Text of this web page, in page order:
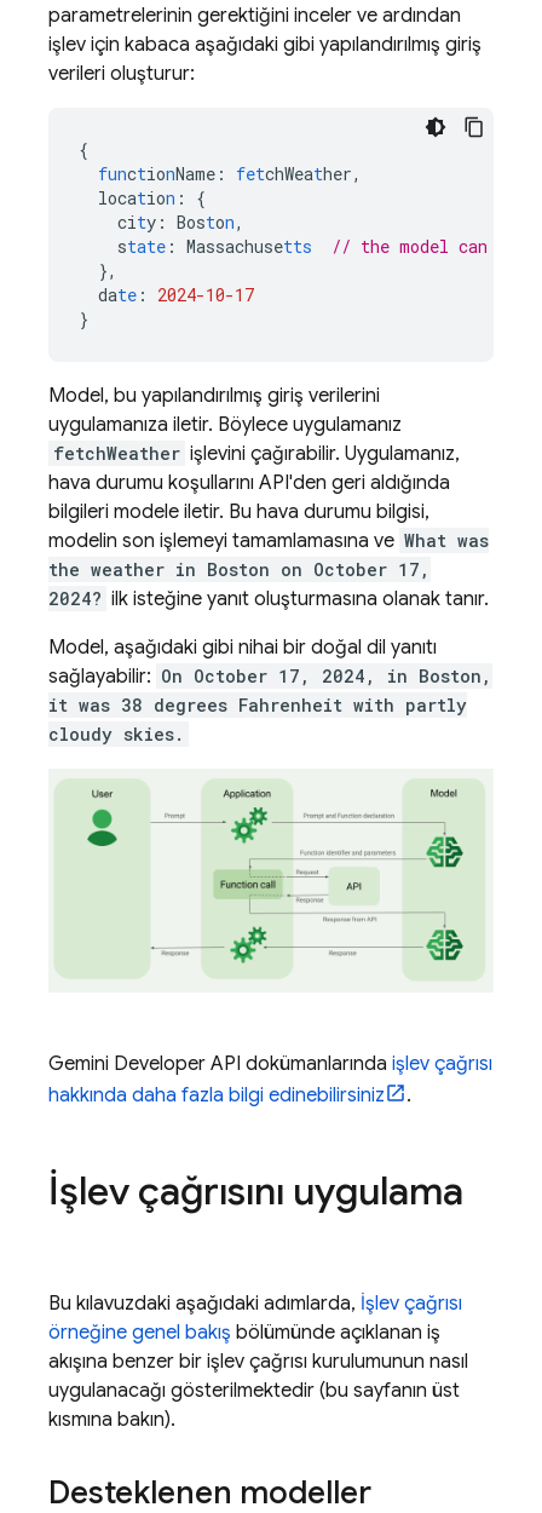
parametrelerinin gerektiğini inceler ve ardından
işlev için kabaca aşağıdaki gibi yapılandırılmış giriş
verileri oluşturur:
{
functionName : fetchWeather,
location :
{
city : Boston,
state : Massachusetts
// the model can
},
date :
2024-10-17
}
Model, bu yapılandırılmış giriş verilerini
uygulamanıza iletir. Böylece uygulamanız
fetchWeather işlevini çağırabilir. Uygulamanız,
hava durumu koşullarını API'den geri aldığında
bilgileri modele iletir. Bu hava durumu bilgisi,
modelin son işlemeyi tamamlamasına ve What was
the weather in Boston on October 17,
2024? ilk isteğine yanıt oluşturmasına olanak tanır.
Model, aşağıdaki gibi nihai bir doğal dil yanıtı
sağlayabilir: On October 17, 2024, in Boston,
it was 38 degrees Fahrenheit with partly
cloudy skies.
Gemini Developer API dokümanlarında işlev çağrısı
hakkında daha fazla bilgi edinebilirsiniz
.
İşlev çağrısını uygulama
Bu kılavuzdaki aşağıdaki adımlarda, İşlev çağrısı
örneğine genel bakış bölümünde açıklanan iş
akışına benzer bir işlev çağrısı kurulumunun nasıl
uygulanacağı gösterilmektedir (bu sayfanın üst
kısmına bakın).
Desteklenen modeller